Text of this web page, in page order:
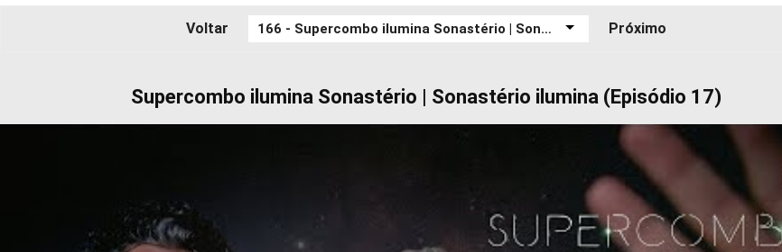
Voltar Próximo
Supercombo ilumina Sonastério | Sonastério ilumina (Episódio 17)